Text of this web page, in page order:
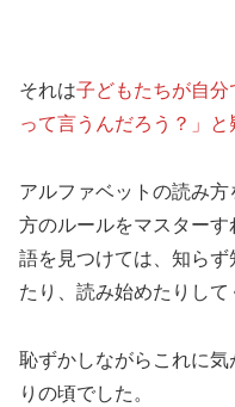
それは子どもたちが自
って言うんだろう？」
アルファベットの読み
方のルールをマスター
語を見つけては、知ら
たり、読み始めたりして
恥ずかしながらこれに
りの頃でした。